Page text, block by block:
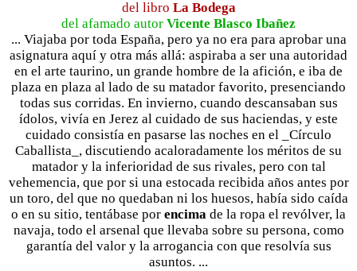
del libro La Bodega
del afamado autor Vicente Blasco Ibañez
... Viajaba por toda España, pero ya no era para aprobar una
asignatura aquí y otra más allá: aspiraba a ser una autoridad
en el arte taurino, un grande hombre de la afición, e iba de
plaza en plaza al lado de su matador favorito, presenciando
todas sus corridas. En invierno, cuando descansaban sus
ídolos, vivía en Jerez al cuidado de sus haciendas, y este
cuidado consistía en pasarse las noches en el _Círculo
Caballista_, discutiendo acaloradamente los méritos de su
matador y la inferioridad de sus rivales, pero con tal
vehemencia, que por si una estocada recibida años antes por
un toro, del que no quedaban ni los huesos, había sido caída
o en su sitio, tentábase por encima de la ropa el revólver, la
navaja, todo el arsenal que llevaba sobre su persona, como
garantía del valor y la arrogancia con que resolvía sus
asuntos. ...